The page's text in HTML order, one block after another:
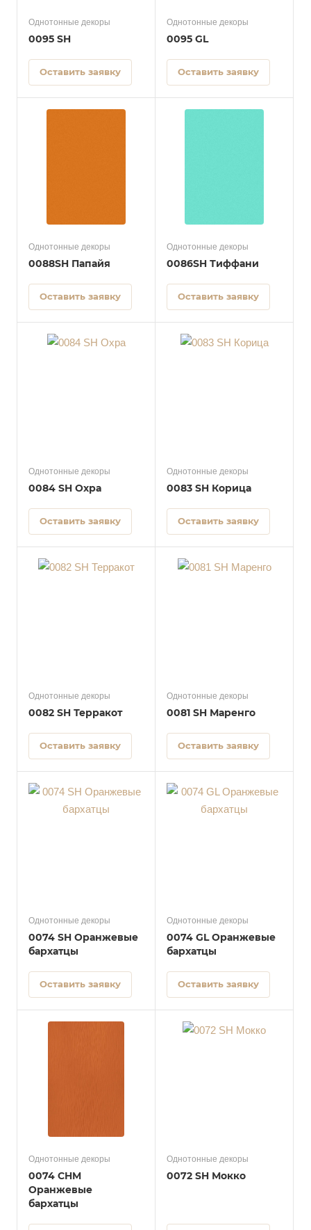
Однотонные декоры
0095 SH
Оставить заявку
Однотонные декоры
0095 GL
Оставить заявку
Однотонные декоры
0088SH Папайя
Оставить заявку
Однотонные декоры
0086SH Тиффани
Оставить заявку
Однотонные декоры
0084 SH Охра
Оставить заявку
Однотонные декоры
0083 SH Корица
Оставить заявку
Однотонные декоры
0082 SH Терракот
Оставить заявку
Однотонные декоры
0081 SH Маренго
Оставить заявку
Однотонные декоры
0074 SH Оранжевые
бархатцы
Оставить заявку
Однотонные декоры
0074 GL Оранжевые
бархатцы
Оставить заявку
Однотонные декоры
0074 CHM
Оранжевые
бархатцы
Однотонные декоры
0072 SH Мокко